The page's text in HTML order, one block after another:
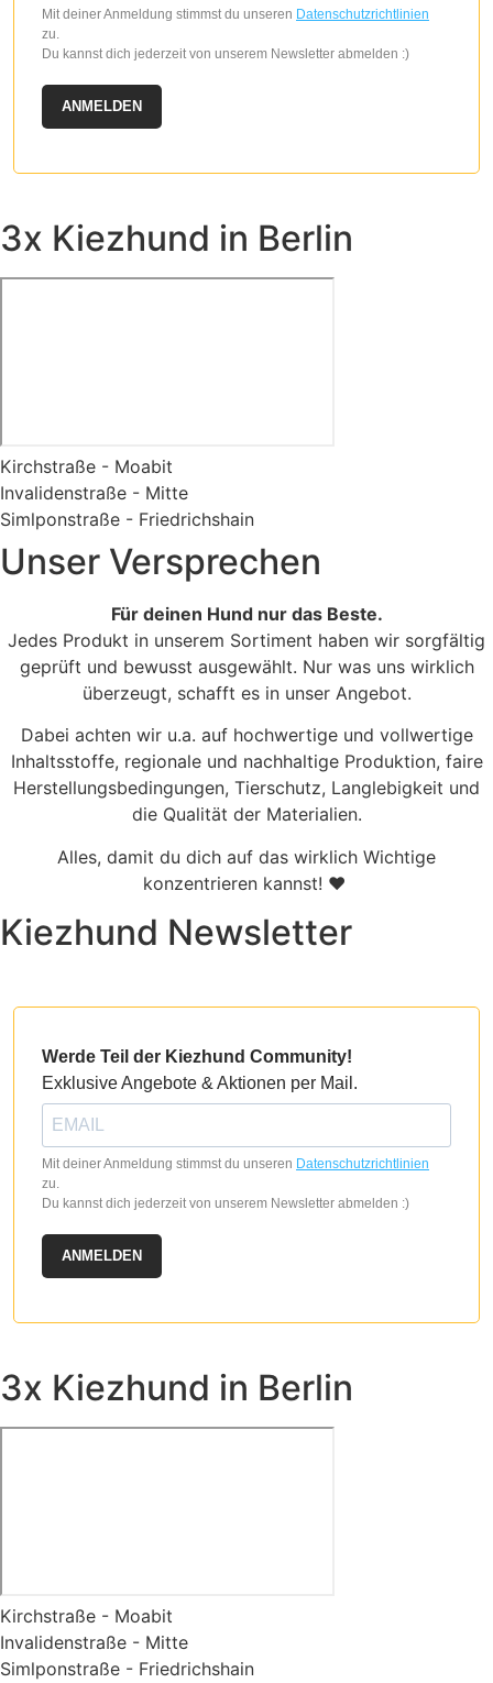
Mit deiner Anmeldung stimmst du unseren Datenschutzrichtlinien
zu.
Du kannst dich jederzeit von unserem Newsletter abmelden :)
ANMELDEN
3x Kiezhund in Berlin
Kirchstraße - Moabit
Invalidenstraße - Mitte
Simlponstraße - Friedrichshain
Unser Versprechen
Für deinen Hund nur das Beste.
Jedes Produkt in unserem Sortiment haben wir sorgfältig
geprüft und bewusst ausgewählt. Nur was uns wirklich
überzeugt, schafft es in unser Angebot.
Dabei achten wir u.a. auf hochwertige und vollwertige
Inhaltsstoffe, regionale und nachhaltige Produktion, faire
Herstellungsbedingungen, Tierschutz, Langlebigkeit und
die Qualität der Materialien.
Alles, damit du dich auf das wirklich Wichtige
konzentrieren kannst! ♥
Kiezhund Newsletter
Werde Teil der Kiezhund Community!
Exklusive Angebote & Aktionen per Mail.
Mit deiner Anmeldung stimmst du unseren Datenschutzrichtlinien
zu.
Du kannst dich jederzeit von unserem Newsletter abmelden :)
ANMELDEN
3x Kiezhund in Berlin
Kirchstraße - Moabit
Invalidenstraße - Mitte
Simlponstraße - Friedrichshain